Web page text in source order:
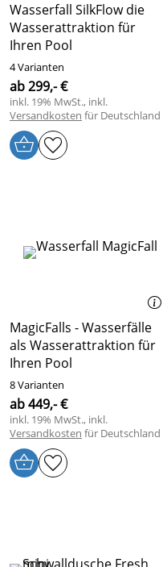
Wasserfall SilkFlow die
Wasserattraktion für
Ihren Pool
4 Varianten
ab 299,- €
inkl. 19% MwSt., inkl.
Versandkosten für Deutschland
MagicFalls - Wasserfälle
als Wasserattraktion für
Ihren Pool
8 Varianten
ab 449,- €
inkl. 19% MwSt., inkl.
Versandkosten für Deutschland